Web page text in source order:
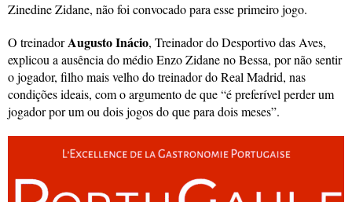
Zinedine Zidane, não foi convocado para esse primeiro jogo.
O treinadorAugusto Inácio, Treinador do Desportivo das Aves,
explicou a ausência do médio Enzo Zidane no Bessa, por não sentir
o jogador, filho mais velho do treinador do Real Madrid, nas
condições ideais, com o argumento de que “é preferível perder um
jogador por um ou dois jogos do que para dois meses”.